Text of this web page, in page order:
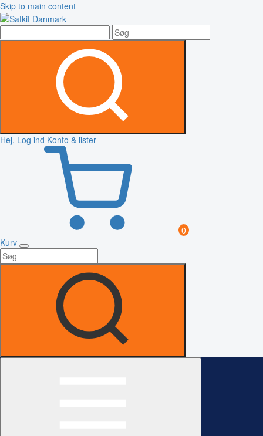
Skip to main content
Hej, Log ind Konto & lister
0
Kurv